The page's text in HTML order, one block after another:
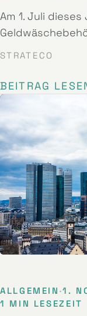
Am 1. Juli
STRATECO
BEITRAG
ALLGEMEIN ·1.
1 MIN LESEZEIT